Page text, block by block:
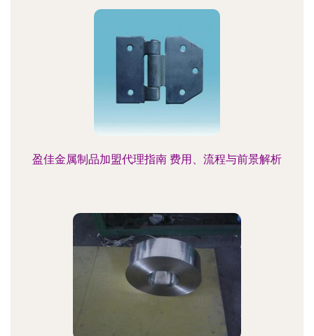
盈佳金属制品加盟代理指南 费用、流程与前景解析